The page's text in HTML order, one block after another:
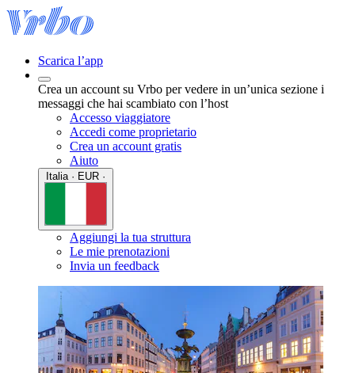
Scarica l’app
Crea un account su Vrbo per vedere in un’unica sezione i
messaggi che hai scambiato con l’host
Accesso viaggiatore
Accedi come proprietario
Crea un account gratis
Aiuto
Aggiungi la tua struttura
Le mie prenotazioni
Invia un feedback